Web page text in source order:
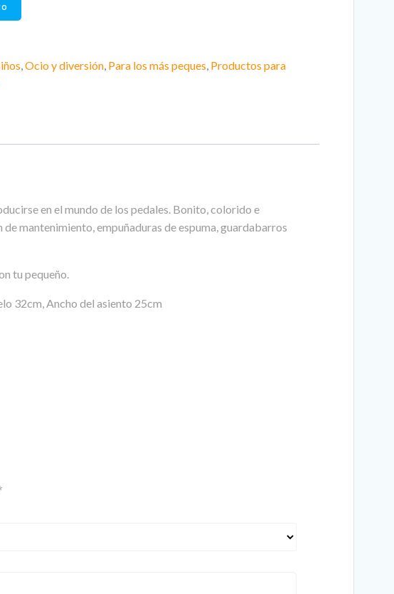
,Ocio y diversión, Para los más peques, Productos para
en el mundo de los pedales. Bonito, colorido e
mantenimiento, empuñaduras de espuma, guardabarros
tu pequeño.
32cm, Ancho del asiento 25cm